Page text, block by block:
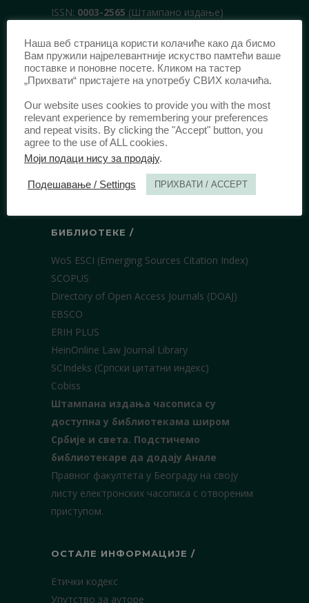
ISSN: 0003-2565 (Штампано издање)
DOI: 10.51204/Anali_PFBU_1906
Правни факултет Универзитета у
Београду
Булевар краља Александра 67
Србија
БИБЛИОТЕКЕ /
WoS ESCI (Emerging Sources Citation Index)
SCOPUS
Directory of Open Access Journals (DOAJ)
EBSCO
ERIH PLUS
HeinOnline Law Journal Library
SCIndeks (Српски цитатни индекс)
Cobiss
Штампана издања часописа су
доступна у библиотекама широм
Србије и света. Подстичемо
библиотекаре да додају Анале
Правног факултета у Београду на своју
листу електронских часописа с отвореним
приступом.
ОСТАЛЕ ИНФОРМАЦИЈЕ /
Етички кодекс
Упутство за ауторе
Наша веб страница користи колачиће како да бисмо
Вам пружили најрелевантније искуство памтећи ваше
поставке и поновне посете. Кликом на тастер
„Прихвати“ пристајете на употребу СВИХ колачића.
Our website uses cookies to provide you with the most
relevant experience by remembering your preferences
and repeat visits. By clicking the "Accept" button, you
agree to the use of ALL cookies.
Моји подаци нису за продају.
Подешавање / Settings ПРИХВАТИ / ACCEPT